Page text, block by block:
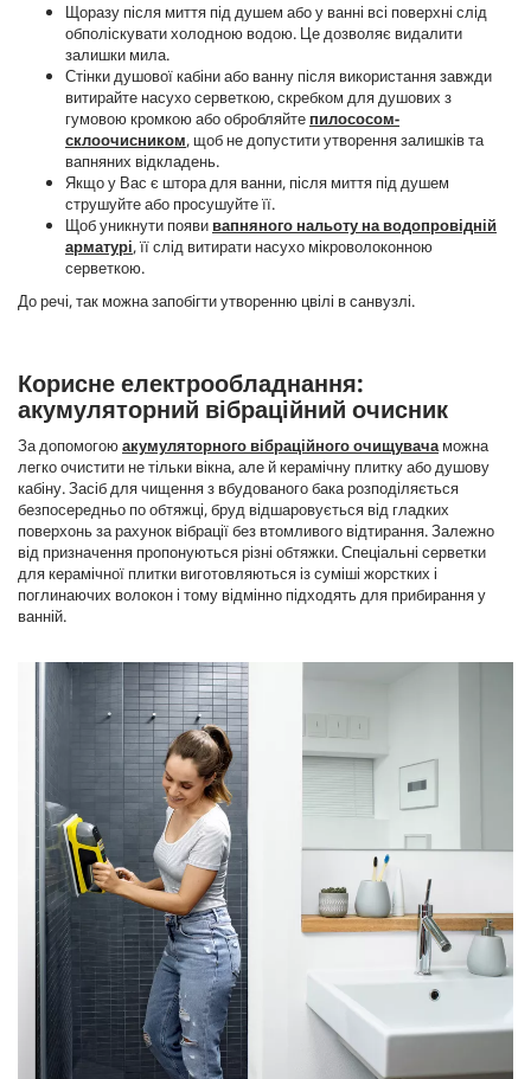
Щоразу після миття під душем або у ванні всі поверхні слід
обполіскувати холодною водою. Це дозволяє видалити
залишки мила.
Стінки душової кабіни або ванну після використання завжди
витирайте насухо серветкою, скребком для душових з
гумовою кромкою або обробляйте пилососом-
склоочисником, щоб не допустити утворення залишків та
вапняних відкладень.
Якщо у Вас є штора для ванни, після миття під душем
струшуйте або просушуйте її.
Щоб уникнути появи вапняного нальоту на водопровідній
арматурі, її слід витирати насухо мікроволоконною
серветкою.
До речі, так можна запобігти утворенню цвілі в санвузлі.
Корисне електрообладнання:
акумуляторний вібраційний очисник
За допомогоюакумуляторного вібраційного очищувачаможна
легко очистити не тільки вікна, але й керамічну плитку або душову
кабіну. Засіб для чищення з вбудованого бака розподіляється
безпосередньо по обтяжці, бруд відшаровується від гладких
поверхонь за рахунок вібрації без втомливого відтирання. Залежно
від призначення пропонуються різні обтяжки. Спеціальні серветки
для керамічної плитки виготовляються із суміші жорстких і
поглинаючих волокон і тому відмінно підходять для прибирання у
ванній.